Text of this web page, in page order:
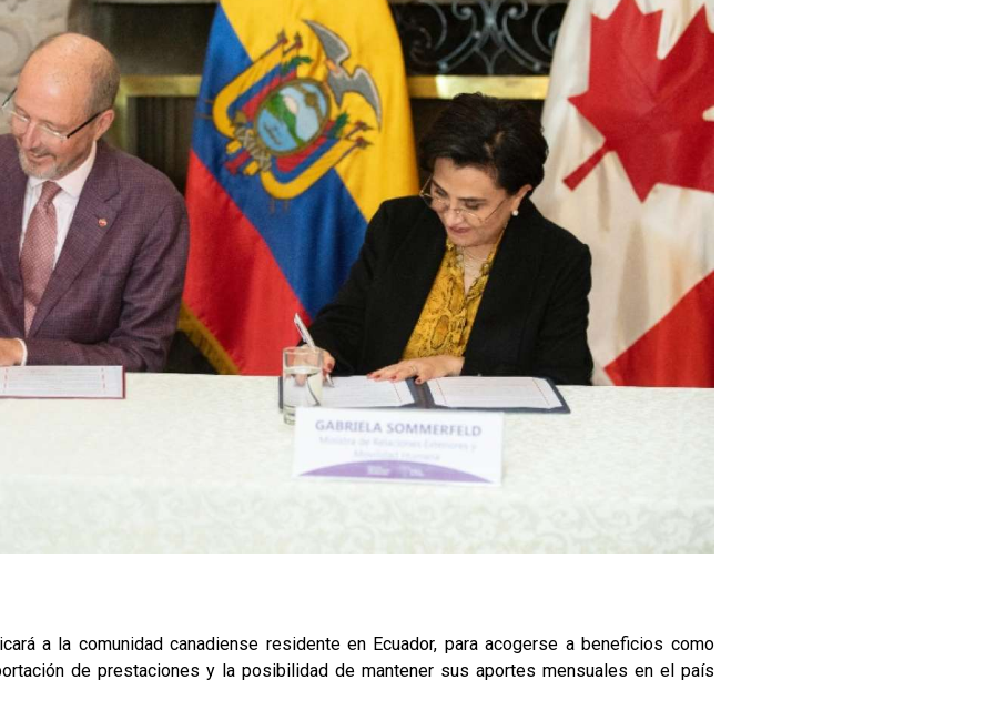
a la comunidad canadiense residente en Ecuador, para acogerse a beneficios como
de prestaciones y la posibilidad de mantener sus aportes mensuales en el país